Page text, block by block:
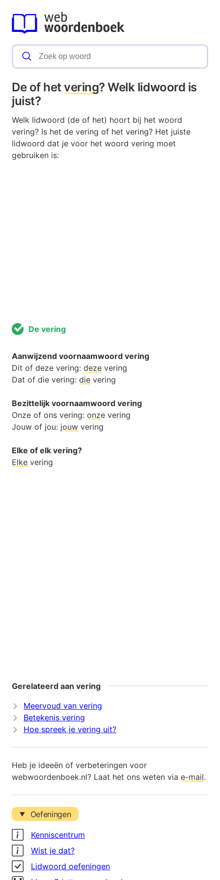
De of hetvering? Welk lidwoord is
juist?
Welk lidwoord (de of het) hoort bij het woord
vering? Is het de vering of het vering? Het juiste
lidwoord dat je voor het woord vering moet
gebruiken is:
De vering
Aanwijzend voornaamwoord vering
Dit of deze vering: deze vering
Dat of die vering: die vering
Bezittelijk voornaamwoord vering
Onze of ons vering: onze vering
Jouw of jou: jouw vering
Elke of elk vering?
Elke vering
Gerelateerd aan vering
Meervoud van vering
Betekenis vering
Hoe spreek je vering uit?
Heb je ideeën of verbeteringen voor
webwoordenboek.nl? Laat het ons weten via e-mail.
Oefeningen
Kenniscentrum
Wist je dat?
Lidwoord oefeningen